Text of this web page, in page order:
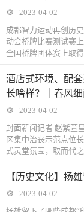
2023-04-02
成都智力运动再创历
动会桥牌比赛测试赛
全国桥牌团体赛上取
酒店式环境、配
长啥样？｜春风
2023-04-02
封面新闻记者 赵紫萱
区集中治丧示范点位
式灵堂氛围，取而代
【历史文化】扬
2023-04-02